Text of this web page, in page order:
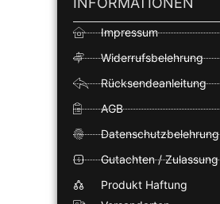
Impressum
Widerrufsbelehrung
Rücksendeanleitung
AGB
Datenschutzbelehrung
Gutachten / Zulassung
Produkt Haftung